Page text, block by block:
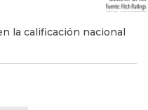
la calificación nacional